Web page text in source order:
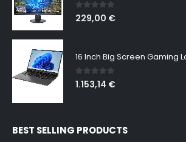
0out of 5
229,00 €
0 out of 5
1.153,14 €
BEST SELLING PRODUCTS